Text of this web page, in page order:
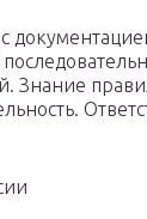
Знание